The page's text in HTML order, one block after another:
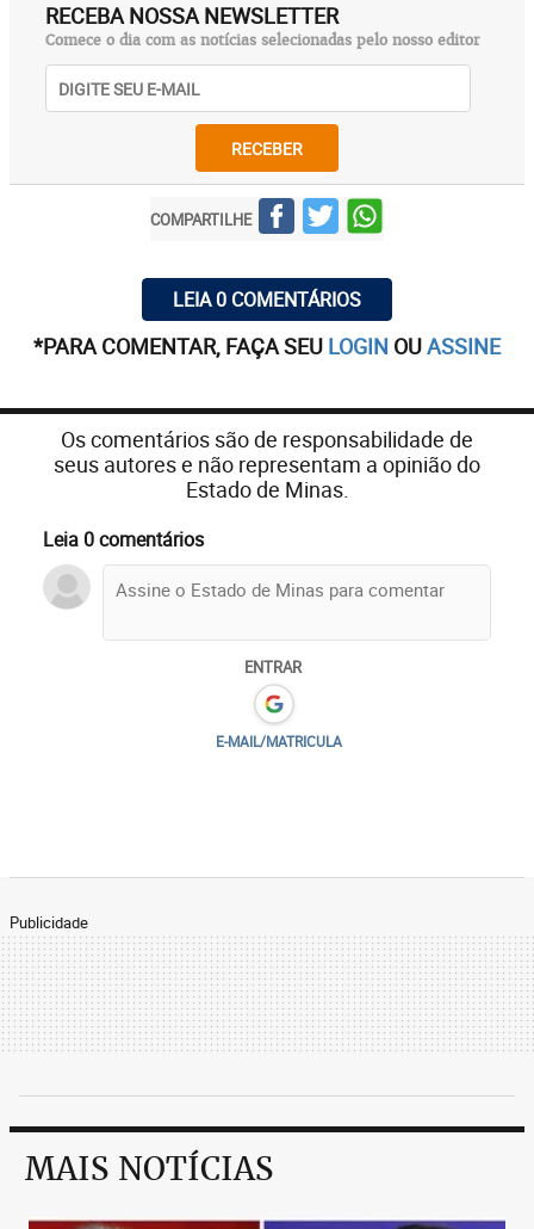
RECEBA NOSSA NEWSLETTER
Comece o dia com as notícias selecionadas pelo nosso editor
RECEBER
COMPARTILHE
LEIA 0 COMENTÁRIOS
*PARA COMENTAR, FAÇA SEU LOGIN OUASSINE
Os comentários são de responsabilidade de
seus autores e não representam a opinião do
Estado de Minas.
Leia 0 comentários
ENTRAR
E-MAIL/MATRICULA
Publicidade
MAIS NOTÍCIAS